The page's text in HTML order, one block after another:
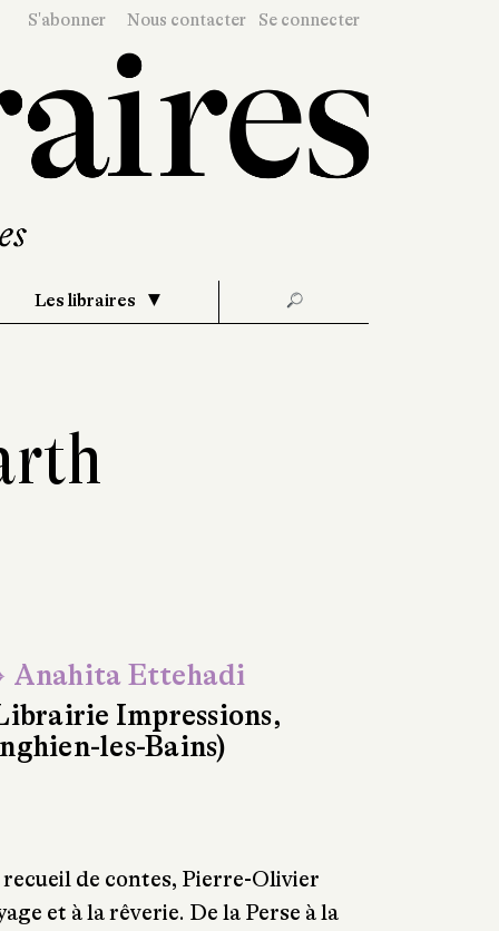
S'abonner Nous contacter Se connecter
Les libraires 🔎
Anahita Ettehadi
Impressions,
les-Bains)
de contes, Pierre-Olivier
et à la rêverie. De la Perse à la